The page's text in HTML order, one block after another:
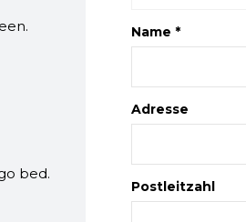
bed.
Name *
Adresse
Postleitzahl